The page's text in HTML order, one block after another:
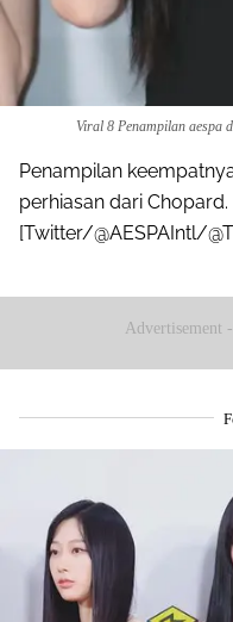
Viral 8 Penampilan aespa
Penampilan
perhiasan dari Chopard.
[Twitter/@AESPAIntl/
Advertisement